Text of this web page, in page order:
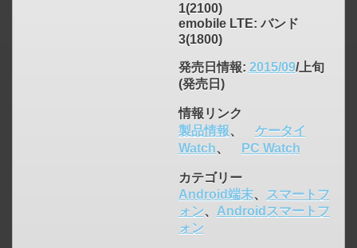
1(2100)
emobile LTE: バンド
3(1800)
発売日情報: 2015/09/上旬
(発売日)
情報リンク
製品情報、
ケータイ
Watch、 PC Watch
カテゴリー
Android端末、
スマートフ
ォン、 Androidスマートフ
ォン
click to expand contents